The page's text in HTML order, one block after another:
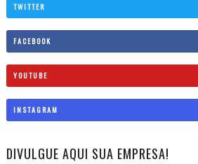
TWITTER
FACEBOOK
YOUTUBE
INSTAGRAM
DIVULGUE AQUI SUA EMPRESA!